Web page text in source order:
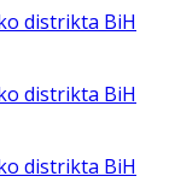
distrikta BiH
distrikta BiH
distrikta BiH